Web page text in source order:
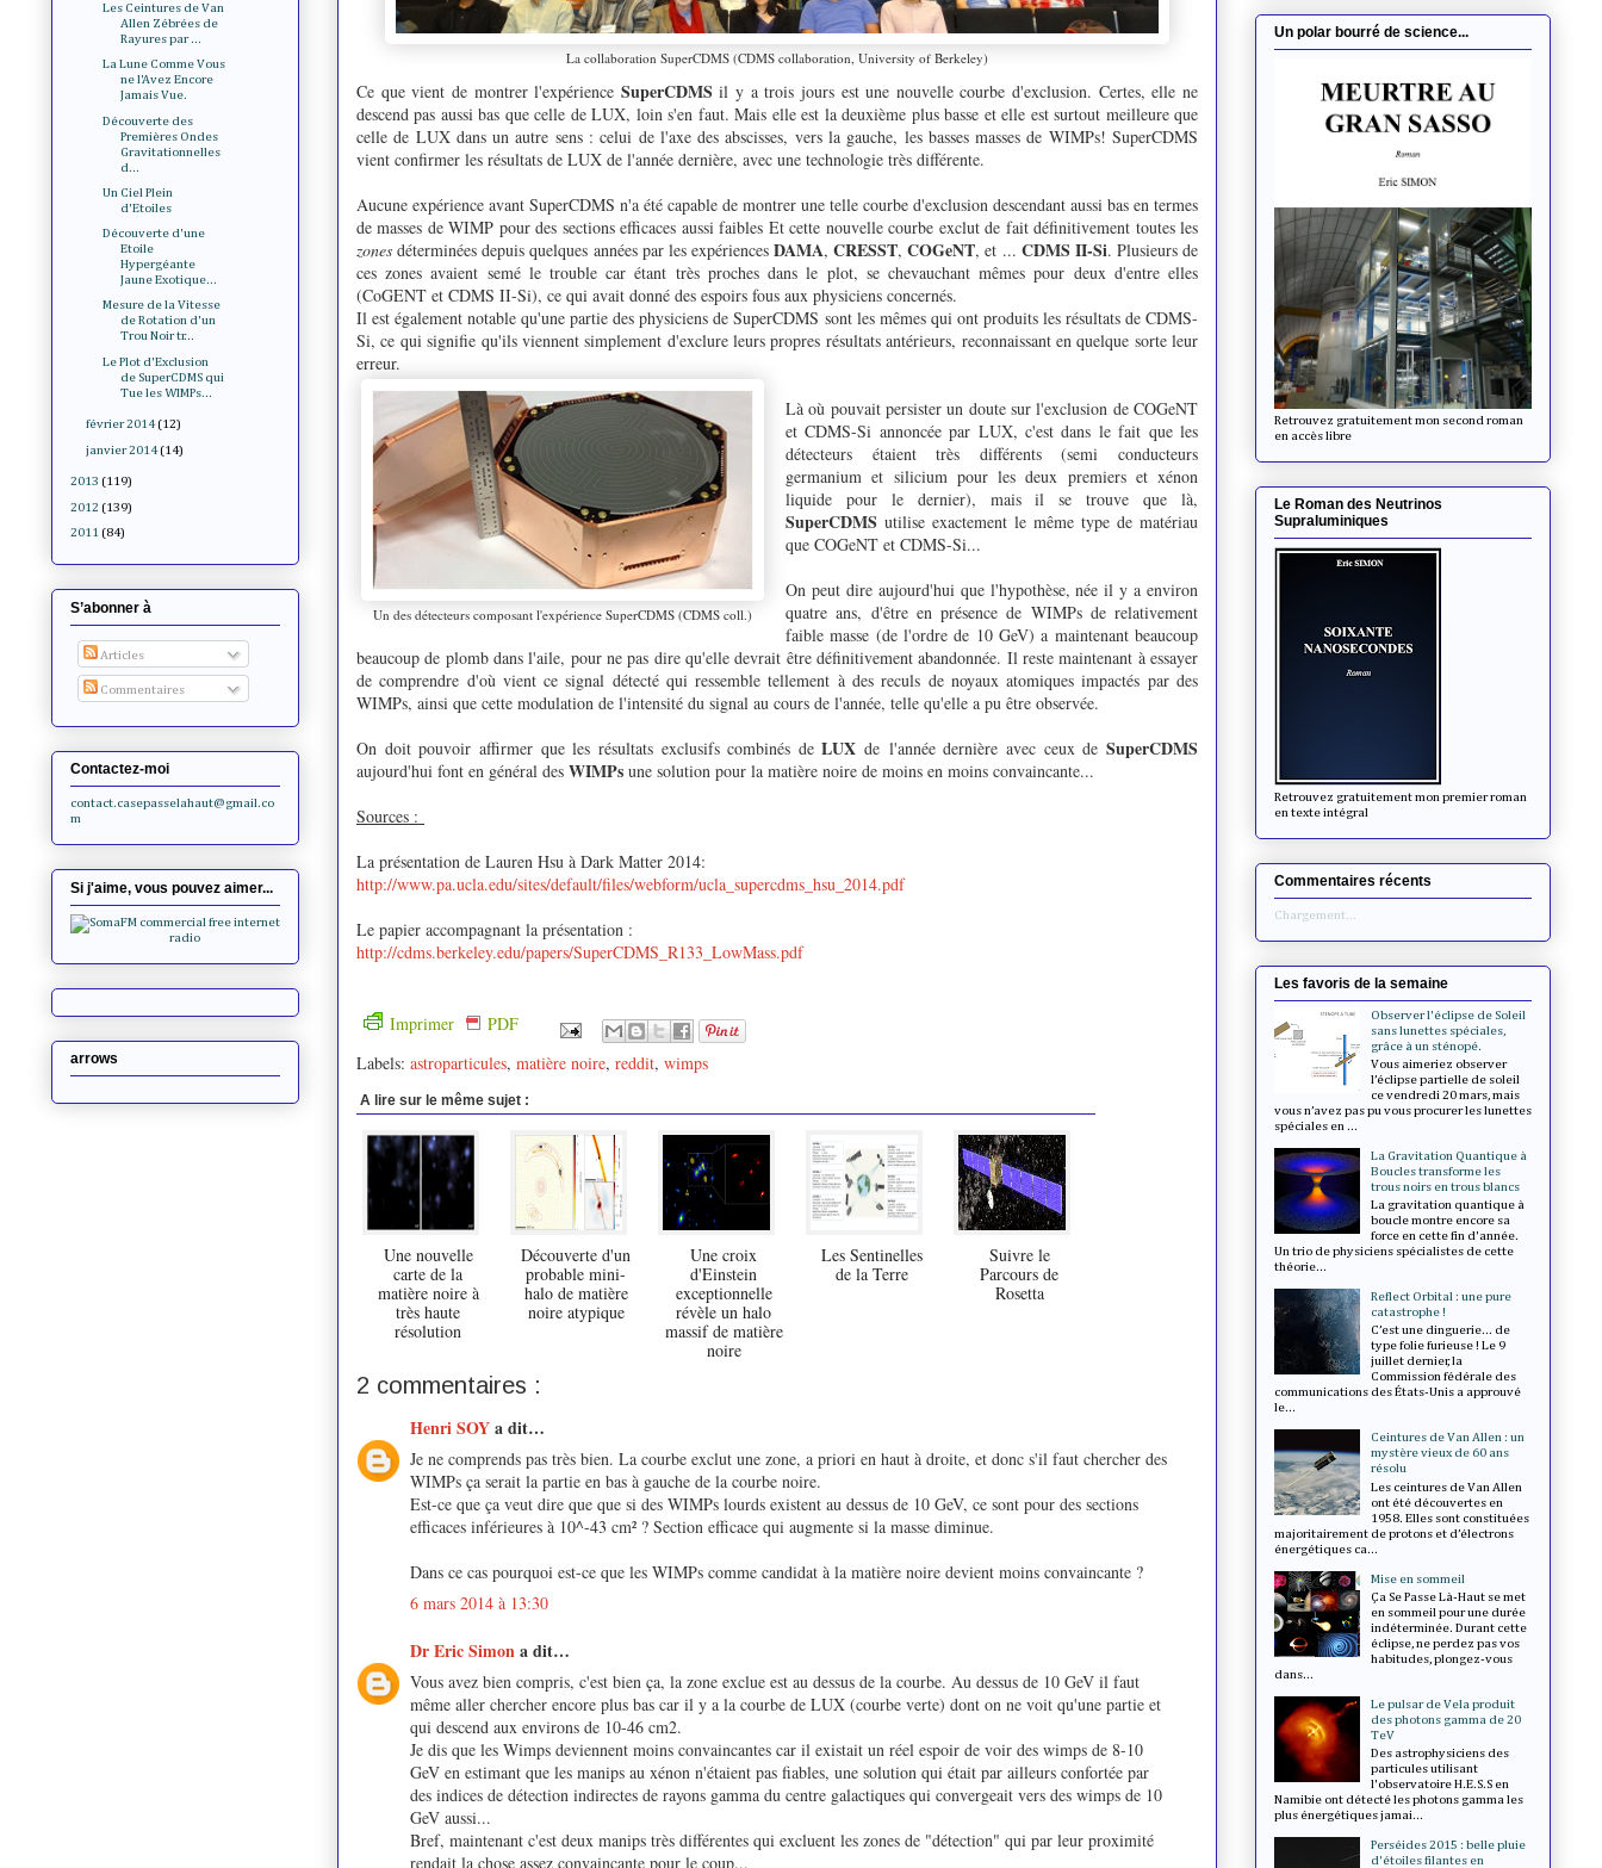
La collaboration SuperCDMS (CDMS collaboration, University of Berkeley)
Ce que vient de montrer l'expérience SuperCDMS il y a trois jours est une nouvelle courbe d'exclusion. Certes, elle ne
descend pas aussi bas que celle de LUX, loin s'en faut. Mais elle est la deuxième plus basse et elle est surtout meilleure que
celle de LUX dans un autre sens : celui de l'axe des abscisses, vers la gauche, les basses masses de WIMPs! SuperCDMS
vient confirmer les résultats de LUX de l'année dernière, avec une technologie très différente.
Aucune expérience avant SuperCDMS n'a été capable de montrer une telle courbe d'exclusion descendant aussi bas en termes
de masses de WIMP pour des sections efficaces aussi faibles Et cette nouvelle courbe exclut de fait définitivement toutes les
zonesdéterminées depuis quelques années par les expériences DAMA,CRESST,COGeNT, et ... CDMS II-Si. Plusieurs de
ces zones avaient semé le trouble car étant très proches dans le plot, se chevauchant mêmes pour deux d'entre elles
(CoGENT et CDMS II-Si), ce qui avait donné des espoirs fous aux physiciens concernés.
Il est également notable qu'une partie des physiciens de SuperCDMS sont les mêmes qui ont produits les résultats de CDMS-
Si, ce qui signifie qu'ils viennent simplement d'exclure leurs propres résultats antérieurs, reconnaissant en quelque sorte leur
erreur.
Un des détecteurs composant l'expérience SuperCDMS (CDMS coll.)
Là où pouvait persister un doute sur l'exclusion de COGeNT
et CDMS-Si annoncée par LUX, c'est dans le fait que les
détecteurs étaient très différents (semi conducteurs
germanium et silicium pour les deux premiers et xénon
liquide pour le dernier), mais il se trouve que là,
SuperCDMS utilise exactement le même type de matériau
que COGeNT et CDMS-Si...
On peut dire aujourd'hui que l'hypothèse, née il y a environ
quatre ans, d'être en présence de WIMPs de relativement
faible masse (de l'ordre de 10 GeV) a maintenant beaucoup
beaucoup de plomb dans l'aile, pour ne pas dire qu'elle devrait être définitivement abandonnée. Il reste maintenant à essayer
de comprendre d'où vient ce signal détecté qui ressemble tellement à des reculs de noyaux atomiques impactés par des
WIMPs, ainsi que cette modulation de l'intensité du signal au cours de l'année, telle qu'elle a pu être observée.
On doit pouvoir affirmer que les résultats exclusifs combinés deLUXde l'année dernière avec ceux deSuperCDMS
aujourd'hui font en général des WIMPs une solution pour la matière noire de moins en moins convaincante...
Sources :
La présentation de Lauren Hsu à Dark Matter 2014:
http://www.pa.ucla.edu/sites/default/files/webform/ucla_supercdms_hsu_2014.pdf
Le papier accompagnant la présentation :
http://cdms.berkeley.edu/papers/SuperCDMS_R133_LowMass.pdf
Imprimer
PDF
Labels: astroparticules, matière noire, reddit, wimps
A lire sur le même sujet :
Une nouvelle
carte de la
matière noire à
très haute
résolution
Découverte d'un
probable mini-
halo de matière
noire atypique
Une croix
d'Einstein
exceptionnelle
révèle un halo
massif de matière
noire
Les Sentinelles
de la Terre
Suivre le
Parcours de
Rosetta
2 commentaires :
Henri SOYa dit…
Je ne comprends pas très bien. La courbe exclut une zone, a priori en haut à droite, et donc s'il faut chercher des
WIMPs ça serait la partie en bas à gauche de la courbe noire.
Est-ce que ça veut dire que que si des WIMPs lourds existent au dessus de 10 GeV, ce sont pour des sections
efficaces inférieures à 10^-43 cm² ? Section efficace qui augmente si la masse diminue.
Dans ce cas pourquoi est-ce que les WIMPs comme candidat à la matière noire devient moins convaincante ?
6 mars 2014 à 13:30
Dr Eric Simona dit…
Vous avez bien compris, c'est bien ça, la zone exclue est au dessus de la courbe. Au dessus de 10 GeV il faut
même aller chercher encore plus bas car il y a la courbe de LUX (courbe verte) dont on ne voit qu'une partie et
qui descend aux environs de 10-46 cm2.
Je dis que les Wimps deviennent moins convaincantes car il existait un réel espoir de voir des wimps de 8-10
GeV en estimant que les manips au xénon n'étaient pas fiables, une solution qui était par ailleurs confortée par
des indices de détection indirectes de rayons gamma du centre galactiques qui convergeait vers des wimps de 10
GeV aussi...
Bref, maintenant c'est deux manips très différentes qui excluent les zones de "détection" qui par leur proximité
rendait la chose assez convaincante pour le coup...
Les Ceintures de Van
Allen Zébrées de
Rayures par ...
La Lune Comme Vous
ne l'Avez Encore
Jamais Vue.
Découverte des
Premières Ondes
Gravitationnelles
d...
Un Ciel Plein
d'Etoiles
Découverte d'une
Etoile
Hypergéante
Jaune Exotique...
Mesure de la Vitesse
de Rotation d'un
Trou Noir tr...
Le Plot d'Exclusion
de SuperCDMS qui
Tue les WIMPs...
février 2014 (12)
janvier 2014 (14)
2013 (119)
2012 (139)
2011 (84)
S’abonner à
Articles
Commentaires
Contactez-moi
contact.casepasselahaut@gmail.co
m
Si j'aime, vous pouvez aimer...
arrows
Un polar bourré de science...
Retrouvez gratuitement mon second roman
en accès libre
Le Roman des Neutrinos
Supraluminiques
Retrouvez gratuitement mon premier roman
en texte intégral
Commentaires récents
Chargement...
Les favoris de la semaine
Observer l'éclipse de Soleil
sans lunettes spéciales,
grâce à un sténopé.
Vous aimeriez observer
l’éclipse partielle de soleil
ce vendredi 20 mars, mais
vous n’avez pas pu vous procurer les lunettes
spéciales en ...
La Gravitation Quantique à
Boucles transforme les
trous noirs en trous blancs
La gravitation quantique à
boucle montre encore sa
force en cette fin d'année.
Un trio de physiciens spécialistes de cette
théorie...
Reflect Orbital : une pure
catastrophe !
C’est une dinguerie... de
type folie furieuse ! Le 9
juillet dernier, la
Commission fédérale des
communications des États-Unis a approuvé
le...
Ceintures de Van Allen : un
mystère vieux de 60 ans
résolu
Les ceintures de Van Allen
ont été découvertes en
1958. Elles sont constituées
majoritairement de protons et d’électrons
énergétiques ca...
Mise en sommeil
Ça Se Passe Là-Haut se met
en sommeil pour une durée
indéterminée. Durant cette
éclipse, ne perdez pas vos
habitudes, plongez-vous
dans...
Le pulsar de Vela produit
des photons gamma de 20
TeV
Des astrophysiciens des
particules utilisant
l'observatoire H.E.S.S en
Namibie ont détecté les photons gamma les
plus énergétiques jamai...
Perséides 2015 : belle pluie
d'étoiles filantes en